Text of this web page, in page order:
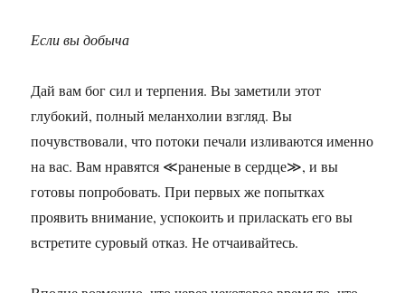
Если вы добыча
Дай вам бог сил и терпения. Вы заметили этот
глубокий, полный меланхолии взгляд. Вы
почувствовали, что потоки печали изливаются именно
на вас. Вам нравятся ≪раненые в сердце≫, и вы
готовы попробовать. При первых же попытках
проявить внимание, успокоить и приласкать его вы
встретите суровый отказ. Не отчаивайтесь.